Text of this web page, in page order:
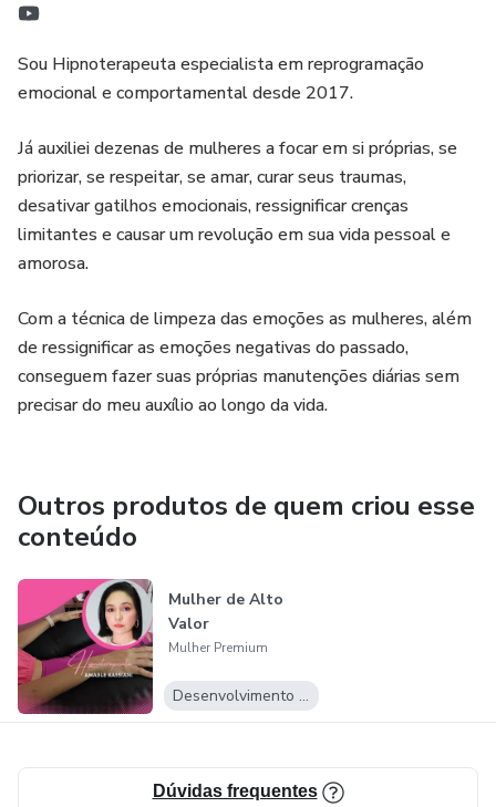
Sou Hipnoterapeuta especialista em reprogramação
emocional e comportamental desde 2017.
Já auxiliei dezenas de mulheres a focar em si próprias, se
priorizar, se respeitar, se amar, curar seus traumas,
desativar gatilhos emocionais, ressignificar crenças
limitantes e causar um revolução em sua vida pessoal e
amorosa.
Com a técnica de limpeza das emoções as mulheres, além
de ressignificar as emoções negativas do passado,
conseguem fazer suas próprias manutenções diárias sem
precisar do meu auxílio ao longo da vida.
Outros produtos de quem criou esse
conteúdo
Mulher de Alto
Valor
Mulher Premium
Desenvolvimento Pessoal
Dúvidas frequentes